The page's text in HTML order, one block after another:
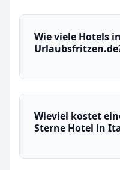
Wie viele Hotels
Wieviel kostet
Sterne Hotel in